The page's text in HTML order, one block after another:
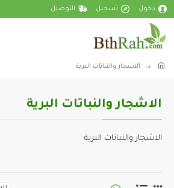
دخول تسجيل التوصيل
الاشجار والنباتات البرية
الاشجار والنباتات البرية
الاشجار والنباتات البرية